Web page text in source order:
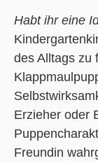
Habt ihr eine
des Alltags zu
Erzieher oder
Freundin